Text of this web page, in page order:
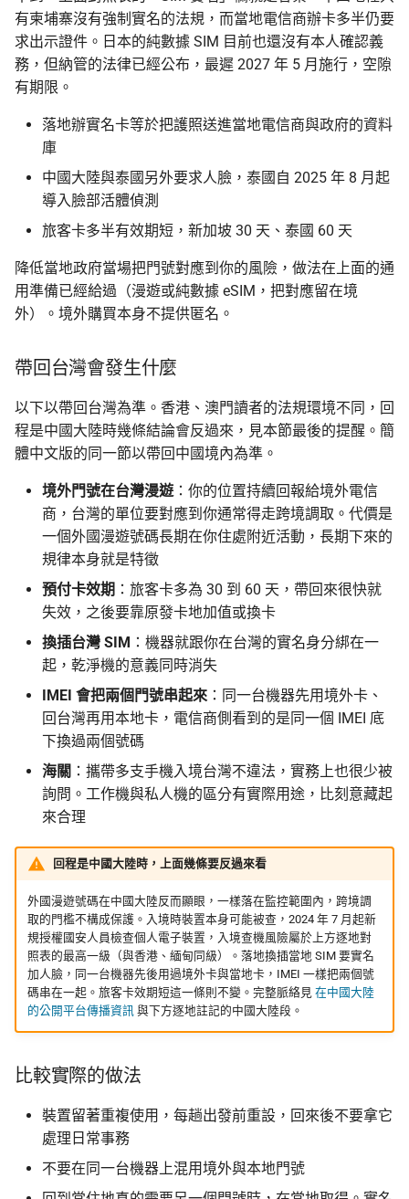
有柬埔寨沒有強制實名的法規，而當地電信商辦卡多半仍要
求出示證件。日本的純數據 SIM 目前也還沒有本人確認義
務，但納管的法律已經公布，最遲 2027 年 5 月施行，空隙
有期限。
落地辦實名卡等於把護照送進當地電信商與政府的資料
庫
中國大陸與泰國另外要求人臉，泰國自 2025 年 8 月起
導入臉部活體偵測
旅客卡多半有效期短，新加坡 30 天、泰國 60 天
降低當地政府當場把門號對應到你的風險，做法在上面的通
用準備已經給過（漫遊或純數據 eSIM，把對應留在境
外）。境外購買本身不提供匿名。
帶回台灣會發生什麼
以下以帶回台灣為準。香港、澳門讀者的法規環境不同，回
程是中國大陸時幾條結論會反過來，見本節最後的提醒。簡
體中文版的同一節以帶回中國境內為準。
境外門號在台灣漫遊 ：你的位置持續回報給境外電信
商，台灣的單位要對應到你通常得走跨境調取。代價是
一個外國漫遊號碼長期在你住處附近活動，長期下來的
規律本身就是特徵
預付卡效期 ：旅客卡多為 30 到 60 天，帶回來很快就
失效，之後要靠原發卡地加值或換卡
換插台灣 SIM ：機器就跟你在台灣的實名身分綁在一
起，乾淨機的意義同時消失
IMEI 會把兩個門號串起來 ：同一台機器先用境外卡、
回台灣再用本地卡，電信商側看到的是同一個 IMEI 底
下換過兩個號碼
海關 ：攜帶多支手機入境台灣不違法，實務上也很少被
詢問。工作機與私人機的區分有實際用途，比刻意藏起
來合理
回程是中國大陸時，上面幾條要反過來看
外國漫遊號碼在中國大陸反而顯眼，一樣落在監控範圍內，跨境調
取的門檻不構成保護。入境時裝置本身可能被查，2024 年 7 月起新
規授權國安人員檢查個人電子裝置，入境查機風險屬於上方逐地對
照表的最高一級（與香港、緬甸同級）。落地換插當地 SIM 要實名
加人臉，同一台機器先後用過境外卡與當地卡，IMEI 一樣把兩個號
碼串在一起。旅客卡效期短這一條則不變。完整脈絡見 在中國大陸
的公開平台傳播資訊與下方逐地註記的中國大陸段。
比較實際的做法
裝置留著重複使用，每趟出發前重設，回來後不要拿它
處理日常事務
不要在同一台機器上混用境外與本地門號